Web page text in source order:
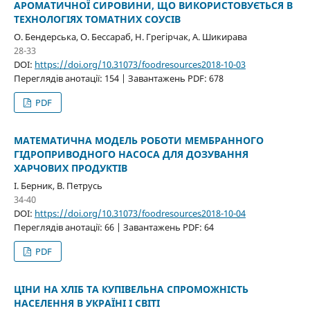
АРОМАТИЧНОЇ СИРОВИНИ, ЩО ВИКОРИСТОВУЄТЬСЯ В
ТЕХНОЛОГІЯХ ТОМАТНИХ СОУСІВ
О. Бендерська, О. Бессараб, Н. Грегірчак, А. Шикирава
28-33
DOI: https://doi.org/10.31073/foodresources2018-10-03
Переглядів анотації: 154 | Завантажень PDF: 678
PDF
МАТЕМАТИЧНА МОДЕЛЬ РОБОТИ МЕМБРАННОГО
ГІДРОПРИВОДНОГО НАСОСА ДЛЯ ДОЗУВАННЯ
ХАРЧОВИХ ПРОДУКТІВ
І. Берник, В. Петрусь
34-40
DOI: https://doi.org/10.31073/foodresources2018-10-04
Переглядів анотації: 66 | Завантажень PDF: 64
PDF
ЦІНИ НА ХЛІБ ТА КУПІВЕЛЬНА СПРОМОЖНІСТЬ
НАСЕЛЕННЯ В УКРАЇНІ І СВІТІ